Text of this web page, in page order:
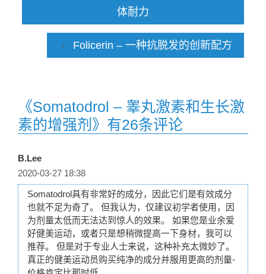
体耐力
Folicerin – 一种抗脱发的创新配方
《Somatodrol – 睾丸激素和生长激
素的增强剂》有26条评论
B.Lee
2020-03-27 18:38
Somatodrol具有非常好的成分，因此它们是有效成分
也就不足为奇了。 但我认为，仅建议初学者使用，因
为剂量太低而无法达到惊人的效果。 如果您是业余爱
好健美运动，或者只是想稍微提高一下身材，我可以
推荐。 但是对于专业人士来说，这种补充太微妙了。
真正的健美运动员购买纯净的成分并服用更高的剂量-